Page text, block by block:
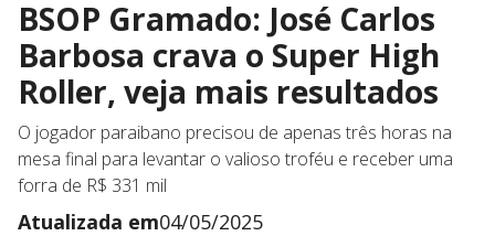
BSOP Gramado: José Carlos
Barbosa crava o Super High
Roller, veja mais resultados
O jogador paraibano precisou de apenas três horas na
mesa final para levantar o valioso troféu e receber uma
forra de R$ 331 mil
Atualizada em04/05/2025